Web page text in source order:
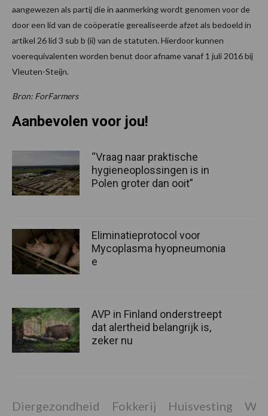
aangewezen als partij die in aanmerking wordt genomen voor de
door een lid van de coöperatie gerealiseerde afzet als bedoeld in
artikel 26 lid 3 sub b (ii) van de statuten. Hierdoor kunnen
voerequivalenten worden benut door afname vanaf 1 juli 2016 bij
Vleuten-Steijn.
Bron: ForFarmers
Aanbevolen voor jou!
“Vraag naar praktische
hygieneoplossingen is in
Polen groter dan ooit”
Eliminatieprotocol voor
Mycoplasma hyopneumonia
e
AVP in Finland onderstreept
dat alertheid belangrijk is,
zeker nu
Diergezondheid Fokkerij Huisvesting